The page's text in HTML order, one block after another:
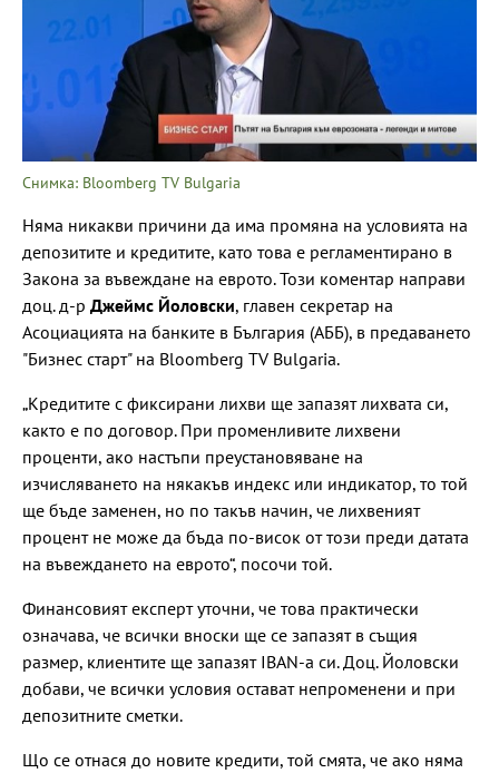
Снимка: Bloomberg TV Bulgaria
Няма никакви причини да има промяна на условията на
депозитите и кредитите, като това е регламентирано в
Закона за въвеждане на еврото. Този коментар направи
доц. д-р Джеймс Йоловски, главен секретар на
Асоциацията на банките в България (АББ), в предаването
"Бизнес старт" на Bloomberg TV Bulgaria.
„Кредитите с фиксирани лихви ще запазят лихвата си,
както е по договор. При променливите лихвени
проценти, ако настъпи преустановяване на
изчисляването на някакъв индекс или индикатор, то той
ще бъде заменен, но по такъв начин, че лихвеният
процент не може да бъда по-висок от този преди датата
на въвеждането на еврото“, посочи той.
Финансовият експерт уточни, че това практически
означава, че всички вноски ще се запазят в същия
размер, клиентите ще запазят IBAN-а си. Доц. Йоловски
добави, че всички условия остават непроменени и при
депозитните сметки.
Що се отнася до новите кредити, той смята, че ако няма